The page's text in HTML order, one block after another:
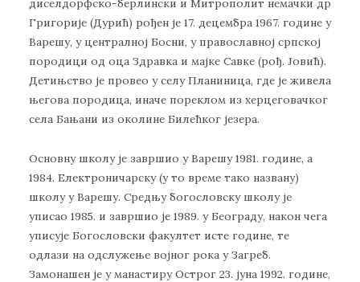
диселдорфско-берлински и Митрополит немачки др
Григорије (Дурић) рођен је 17. децембра 1967. године у
Варешу, у централној Босни, у православној српској
породици од оца Здравка и мајке Савке (рођ. Јовић).
Детињство је провео у селу Планиница, где је живела
његова породица, иначе пореклом из херцеговачког
села Бањани из околине Билећког језера.
Основну школу је завршио у Варешу 1981. године, а
1984. Електроничарску (у то време тако названу)
школу у Варешу. Средњу богословску школу је
уписао 1985. и завршио је 1989. у Београду, након чега
уписује Богословски факултет исте године, те
одлази на одслужење војног рока у Загреб.
Замонашен је у манастиру Острог 23. јуна 1992. године,